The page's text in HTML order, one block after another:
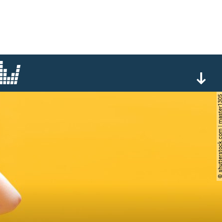
© shutterstock.com | master1305